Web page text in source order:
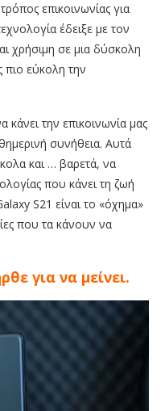
επικοινωνίας για
έδειξε με τον
χρήσιμη σε μια δύσκολη
πιο εύκολη την
κάνει την επικοινωνία μας
συνήθεια. Αυτά
και … βαρετά, να
που κάνει τη ζωή
S21 είναι το «όχημα»
που τα κάνουν να
για να μείνει.